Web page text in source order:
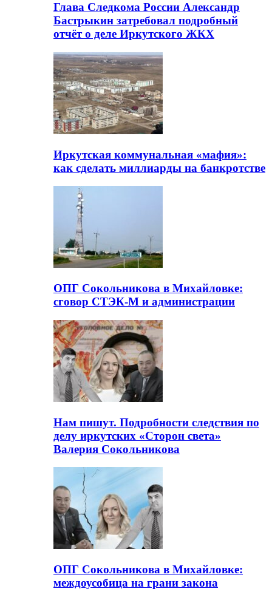
Глава Следкома России Александр
Бастрыкин затребовал подробный
отчёт о деле Иркутского ЖКХ
Иркутская коммунальная «мафия»:
как сделать миллиарды на банкротстве
ОПГ Сокольникова в Михайловке:
сговор СТЭК-М и администрации
Нам пишут. Подробности следствия по
делу иркутских «Сторон света»
Валерия Сокольникова
ОПГ Сокольникова в Михайловке:
междоусобица на грани закона